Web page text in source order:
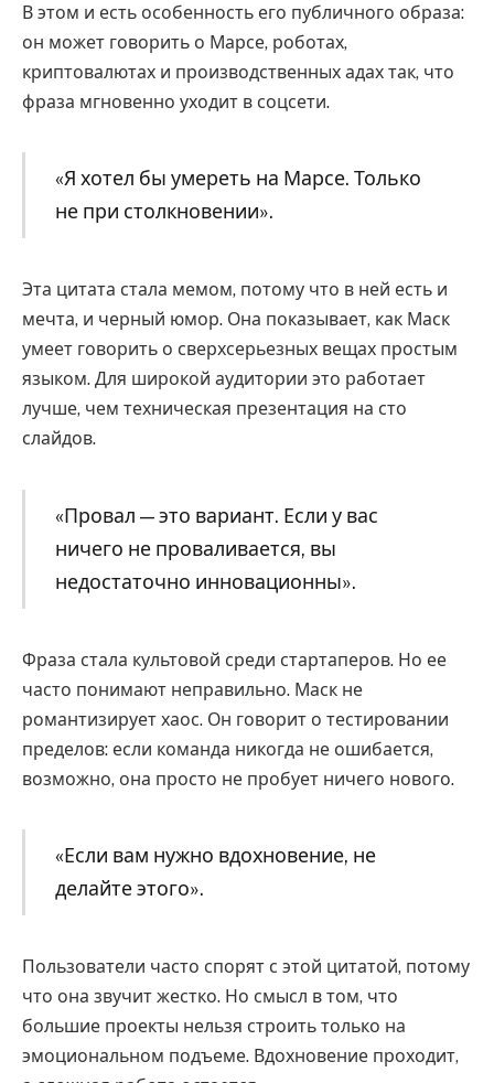
В этом и есть особенность его публичного образа:
он может говорить о Марсе, роботах,
криптовалютах и производственных адах так, что
фраза мгновенно уходит в соцсети.
«Я хотел бы умереть на Марсе. Только
не при столкновении».
Эта цитата стала мемом, потому что в ней есть и
мечта, и черный юмор. Она показывает, как Маск
умеет говорить о сверхсерьезных вещах простым
языком. Для широкой аудитории это работает
лучше, чем техническая презентация на сто
слайдов.
«Провал — это вариант. Если у вас
ничего не проваливается, вы
недостаточно инновационны».
Фраза стала культовой среди стартаперов. Но ее
часто понимают неправильно. Маск не
романтизирует хаос. Он говорит о тестировании
пределов: если команда никогда не ошибается,
возможно, она просто не пробует ничего нового.
«Если вам нужно вдохновение, не
делайте этого».
Пользователи часто спорят с этой цитатой, потому
что она звучит жестко. Но смысл в том, что
большие проекты нельзя строить только на
эмоциональном подъеме. Вдохновение проходит,